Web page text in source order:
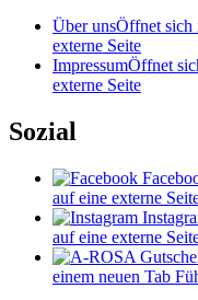
Über unsÖffnet sich
externe Seite
ImpressumÖffnet
externe Seite
Sozial
auf eine externe
auf eine externe
einem neuen Tab